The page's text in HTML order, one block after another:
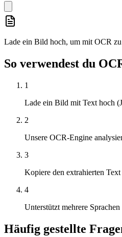
Lade ein Bild hoch, um mit OCR zu
So verwendest du
1
Lade ein Bild mit Text hoch
2
Unsere OCR-Engine
3
Kopiere den extrahierten
4
Unterstützt mehrere
Häufig gestellte